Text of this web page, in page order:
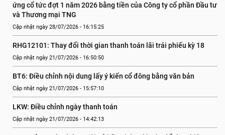
ứng cổ tức đợt 1 năm 2026 bằng tiền của Công ty cổ phần Đầu tư
và Thương mại TNG
Cập nhật ngày 28/07/2026 - 16:15:25
RHG12101: Thay đổi thời gian thanh toán lãi trái phiếu kỳ 18
Cập nhật ngày 21/07/2026 - 16:50:50
BT6: Điều chỉnh nội dung lấy ý kiến cổ đông bằng văn bản
Cập nhật ngày 21/07/2026 - 15:57:10
LKW: Điều chỉnh ngày thanh toán
Cập nhật ngày 21/07/2026 - 14:42:13